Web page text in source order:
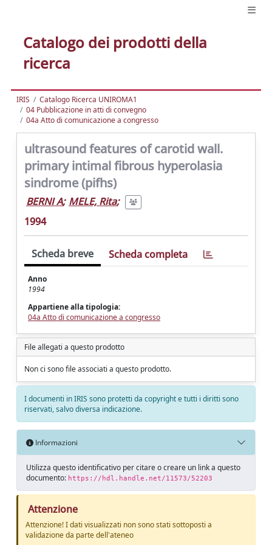
Catalogo dei prodotti della
ricerca
IRIS
Catalogo Ricerca UNIROMA1
04 Pubblicazione in atti di convegno
04a Atto di comunicazione a congresso
ultrasound features of carotid wall.
primary intimal fibrous hyperolasia
sindrome (pifhs)
BERNI A; MELE, Rita;
1994
Scheda breve Scheda completa
Anno
1994
Appartiene alla tipologia:
04a Atto di comunicazione a congresso
File allegati a questo prodotto
Non ci sono file associati a questo prodotto.
I documenti in IRIS sono protetti da copyright e tutti i diritti sono
riservati, salvo diversa indicazione.
Informazioni
Utilizza questo identificativo per citare o creare un link a questo
documento: https://hdl.handle.net/11573/52203
Attenzione
Attenzione! I dati visualizzati non sono stati sottoposti a
validazione da parte dell'ateneo